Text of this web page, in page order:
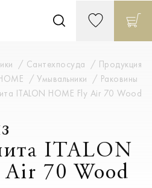
Сантехпосуда
Продукция
Умывальники
Раковины
ITALON HOME Fly Air 70 Wood
ITALON
70 Wood